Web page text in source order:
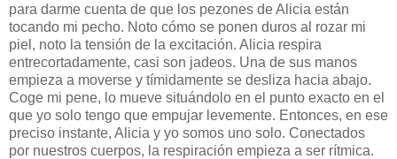
para darme cuenta de que los pezones de Alicia están
tocando mi pecho. Noto cómo se ponen duros al rozar mi
piel, noto la tensión de la excitación. Alicia respira
entrecortadamente, casi son jadeos. Una de sus manos
empieza a moverse y tímidamente se desliza hacia abajo.
Coge mi pene, lo mueve situándolo en el punto exacto en el
que yo solo tengo que empujar levemente. Entonces, en ese
preciso instante, Alicia y yo somos uno solo. Conectados
por nuestros cuerpos, la respiración empieza a ser rítmica.